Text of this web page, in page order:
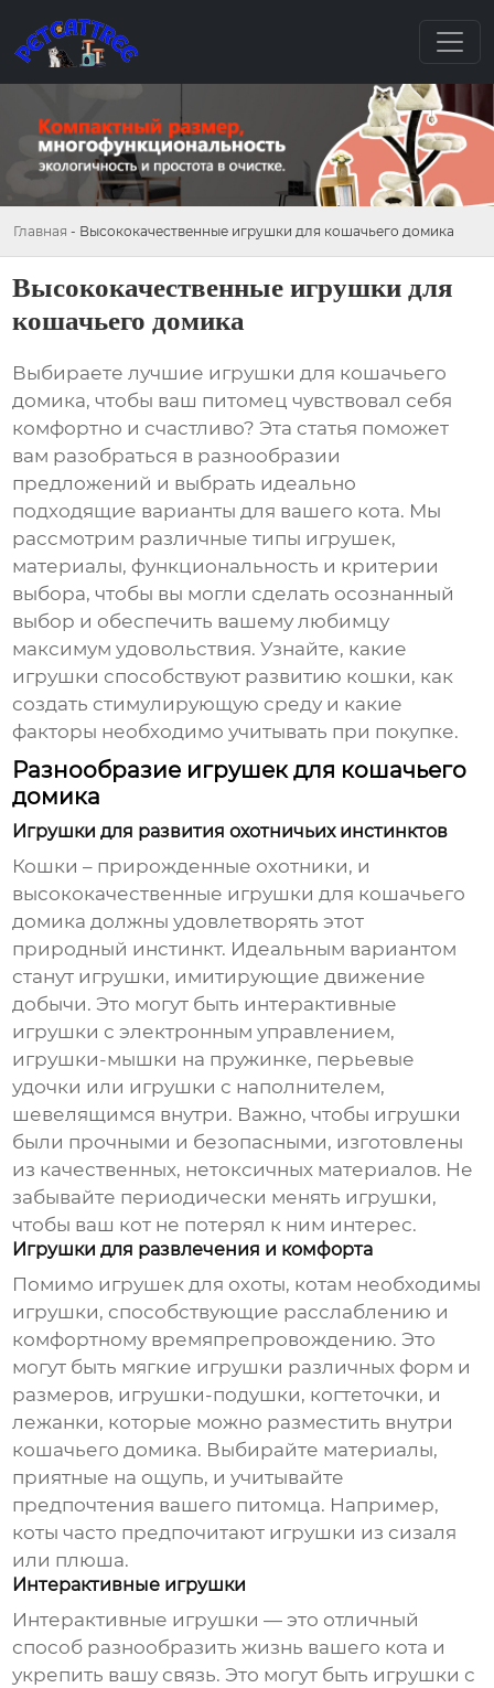
Главная - Высококачественные игрушки для кошачьего домика
Высококачественные игрушки для
кошачьего домика
Выбираете лучшие игрушки для кошачьего
домика, чтобы ваш питомец чувствовал себя
комфортно и счастливо? Эта статья поможет
вам разобраться в разнообразии
предложений и выбрать идеально
подходящие варианты для вашего кота. Мы
рассмотрим различные типы игрушек,
материалы, функциональность и критерии
выбора, чтобы вы могли сделать осознанный
выбор и обеспечить вашему любимцу
максимум удовольствия. Узнайте, какие
игрушки способствуют развитию кошки, как
создать стимулирующую среду и какие
факторы необходимо учитывать при покупке.
Разнообразие игрушек для кошачьего
домика
Игрушки для развития охотничьих инстинктов
Кошки – прирожденные охотники, и
высококачественные игрушки для кошачьего
домика должны удовлетворять этот
природный инстинкт. Идеальным вариантом
станут игрушки, имитирующие движение
добычи. Это могут быть интерактивные
игрушки с электронным управлением,
игрушки-мышки на пружинке, перьевые
удочки или игрушки с наполнителем,
шевелящимся внутри. Важно, чтобы игрушки
были прочными и безопасными, изготовлены
из качественных, нетоксичных материалов. Не
забывайте периодически менять игрушки,
чтобы ваш кот не потерял к ним интерес.
Игрушки для развлечения и комфорта
Помимо игрушек для охоты, котам необходимы
игрушки, способствующие расслаблению и
комфортному времяпрепровождению. Это
могут быть мягкие игрушки различных форм и
размеров, игрушки-подушки, когтеточки, и
лежанки, которые можно разместить внутри
кошачьего домика. Выбирайте материалы,
приятные на ощупь, и учитывайте
предпочтения вашего питомца. Например,
коты часто предпочитают игрушки из сизаля
или плюша.
Интерактивные игрушки
Интерактивные игрушки — это отличный
способ разнообразить жизнь вашего кота и
укрепить вашу связь. Это могут быть игрушки с